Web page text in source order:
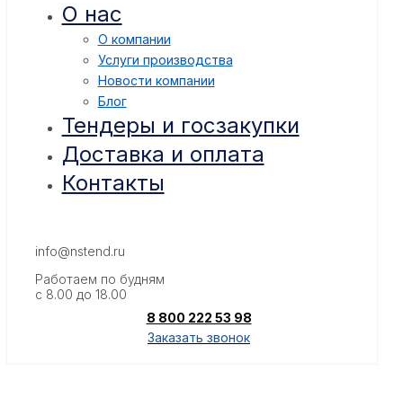
О нас
О компании
Услуги производства
Новости компании
Блог
Тендеры и госзакупки
Доставка и оплата
Контакты
info@nstend.ru
Работаем по будням
с 8.00 до 18.00
8 800 222 53 98
Заказать звонок